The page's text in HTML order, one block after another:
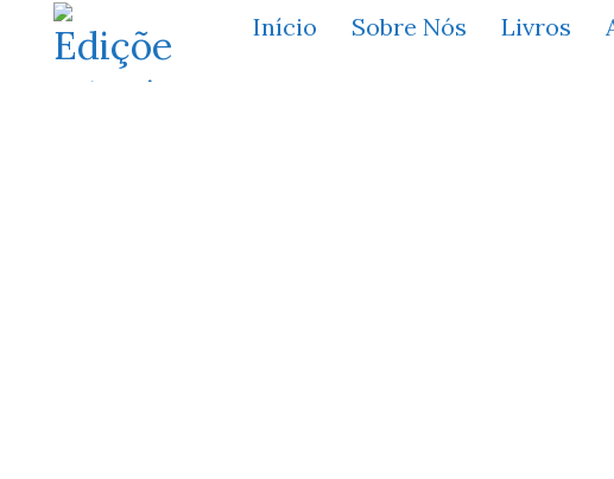
Início Sobre Nós Livros